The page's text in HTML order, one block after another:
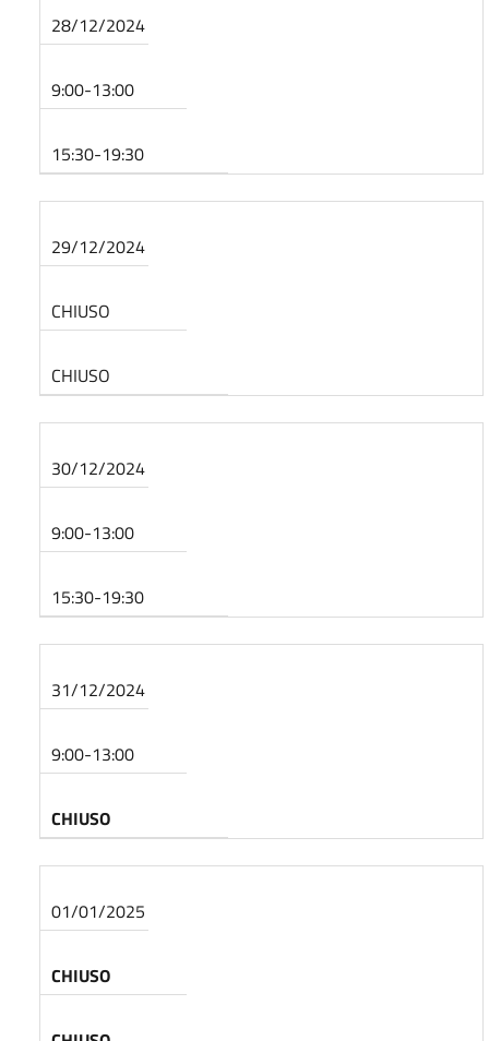
28/12/2024
9:00-13:00
15:30-19:30
29/12/2024
CHIUSO
CHIUSO
30/12/2024
9:00-13:00
15:30-19:30
31/12/2024
9:00-13:00
CHIUSO
01/01/2025
CHIUSO